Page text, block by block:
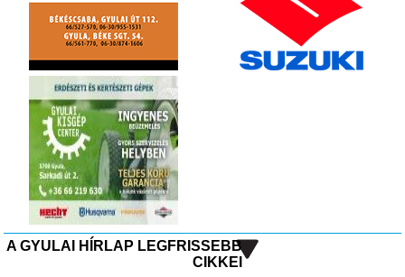
A GYULAI HÍRLAP LEGFRISSEBB
CIKKEI